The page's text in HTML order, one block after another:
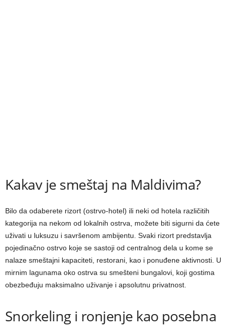
Kakav je smeštaj na Maldivima?
Bilo da odaberete rizort (ostrvo-hotel) ili neki od hotela različitih
kategorija na nekom od lokalnih ostrva, možete biti sigurni da ćete
uživati u luksuzu i savršenom ambijentu. Svaki rizort predstavlja
pojedinačno ostrvo koje se sastoji od centralnog dela u kome se
nalaze smeštajni kapaciteti, restorani, kao i ponuđene aktivnosti. U
mirnim lagunama oko ostrva su smešteni bungalovi, koji gostima
obezbeđuju maksimalno uživanje i apsolutnu privatnost.
Snorkeling i ronjenje kao posebna